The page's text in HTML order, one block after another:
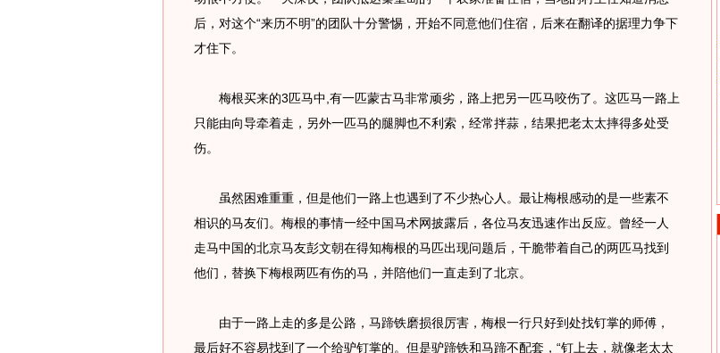
后，对这个“来历不明”的团队十分警惕，开始不同意他们住宿，后来在翻译的据理力争下
才住下。
梅根买来的3匹马中,有一匹蒙古马非常顽劣，路上把另一匹马咬伤了。这匹马一路上
只能由向导牵着走，另外一匹马的腿脚也不利索，经常拌蒜，结果把老太太摔得多处受
伤。
虽然困难重重，但是他们一路上也遇到了不少热心人。最让梅根感动的是一些素不
相识的马友们。梅根的事情一经中国马术网披露后，各位马友迅速作出反应。曾经一人
走马中国的北京马友彭文朝在得知梅根的马匹出现问题后，干脆带着自己的两匹马找到
他们，替换下梅根两匹有伤的马，并陪他们一直走到了北京。
由于一路上走的多是公路，马蹄铁磨损很厉害，梅根一行只好到处找钉掌的师傅，
最后好不容易找到了一个给驴钉掌的。但是驴蹄铁和马蹄不配套，“钉上去，就像老太太